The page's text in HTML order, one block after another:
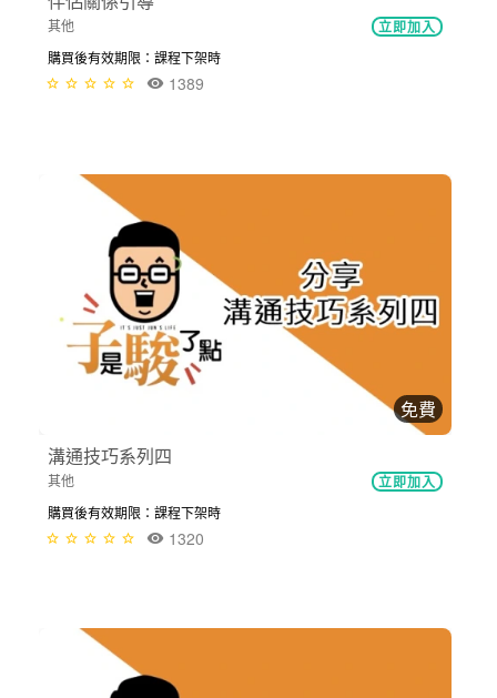
其他 立即加入
購買後有效期限：課程下架時
1389
免費
溝通技巧系列四
其他 立即加入
購買後有效期限：課程下架時
1320